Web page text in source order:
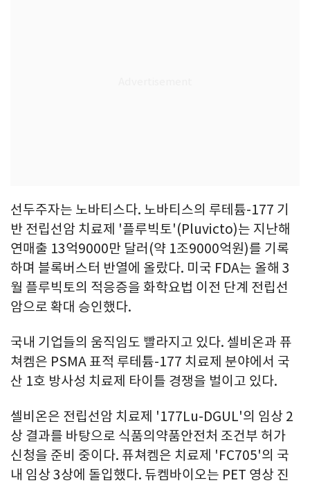
선두주자는 노바티스다. 노바티스의 루테튬-177 기
반 전립선암 치료제 '플루빅토'(Pluvicto)는 지난해
연매출 13억9000만 달러(약 1조9000억원)를 기록
하며 블록버스터 반열에 올랐다. 미국 FDA는 올해 3
월 플루빅토의 적응증을 화학요법 이전 단계 전립선
암으로 확대 승인했다.
국내 기업들의 움직임도 빨라지고 있다. 셀비온과 퓨
쳐켐은 PSMA 표적 루테튬-177 치료제 분야에서 국
산 1호 방사성 치료제 타이틀 경쟁을 벌이고 있다.
셀비온은 전립선암 치료제 '177Lu-DGUL'의 임상 2
상 결과를 바탕으로 식품의약품안전처 조건부 허가
신청을 준비 중이다. 퓨쳐켐은 치료제 'FC705'의 국
내 임상 3상에 돌입했다. 듀켐바이오는 PET 영상 진